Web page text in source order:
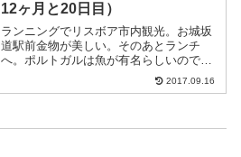
12ヶ月と20日目）
ランニングでリスボア市内観光。お城坂
道駅前金物が美しい。そのあとランチ
へ。ポルトガルは魚が有名らしいので魚
料理が食べられるレストランへ。バルっ
ぽいところへ。まずは白ワインサーモン
2017.09.16